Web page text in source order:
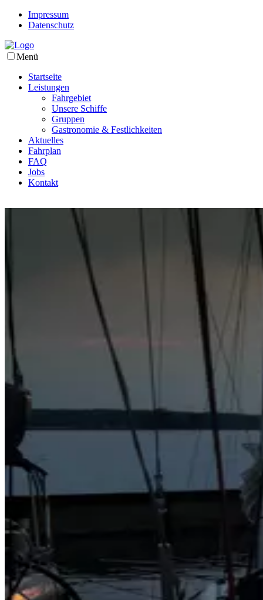
Impressum
Datenschutz
Menü
Startseite
Leistungen
Fahrgebiet
Unsere Schiffe
Gruppen
Gastronomie & Festlichkeiten
Aktuelles
Fahrplan
FAQ
Jobs
Kontakt